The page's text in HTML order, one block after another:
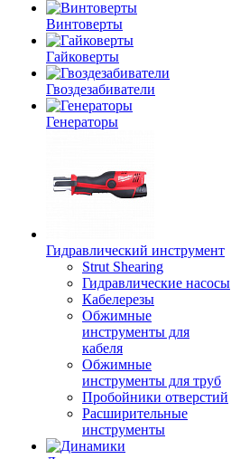
Винтоверты
Гайковерты
Гвоздезабиватели
Генераторы
Гидравлический инструмент
Strut Shearing
Гидравлические насосы
Кабелерезы
Обжимные
инструменты для
кабеля
Обжимные
инструменты для труб
Пробойники отверстий
Расширительные
инструменты